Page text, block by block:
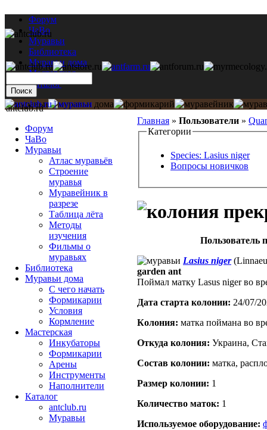
Форум
ЧаВо
Муравьи
Библиотека
Муравьи дома
Мастерская
Каталог
Главная » Пользователи »
Категории
Species: Lasius niger
Вопросы новичков
Пользователь
Lasius niger
garden ant
Поймал матку Lasus niger во
Дата старта кoлонии: 24/07/
Кoлония: матка поймана во
Откуда кoлония: Украина,
Состав кoлонии: матка,
Размер кoлонии: 1
Количество маток: 1
Используемое оборудование:
antclub.ru
Форум
ЧаВо
Муравьи
Атлас муравьёв
Строение
муравья
Муравейник в
разрезе
Таблица лёта
Методы
изучения
Фильмы о
муравьях
Библиотека
Муравьи дома
С чего начать
Формикарии
Условия
Кормление
Мастерская
Инкубаторы
Формикарии
Арены
Инструменты
Наполнители
Каталог
antclub.ru
Муравьи